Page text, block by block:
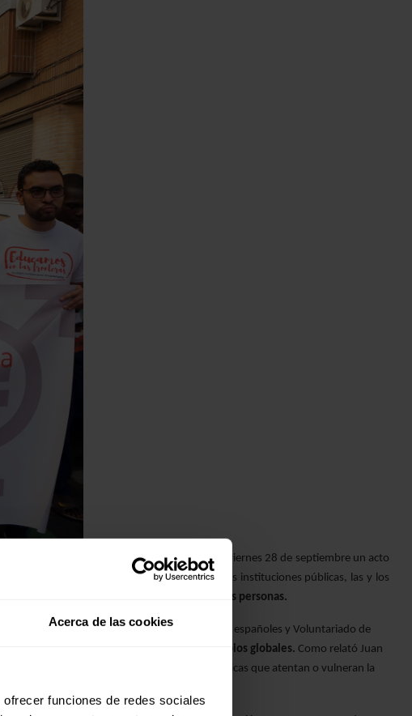
Acerca de las cookies
funciones de redes sociales
Solidaria de Jóvenes de España lideraron el viernes 28 de septiembre un acto
de Manifiesto y entrega de peticiones a las instituciones públicas, las y los
un mundo más igualitario para todas las personas.
Venezuela y Guatemala, jóvenes españoles y Voluntariado de
sus comunidades locales para generar cambios globales. Como relató Juan
busca transformar aquellos discursos y prácticas que atentan o vulneran la